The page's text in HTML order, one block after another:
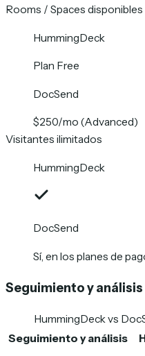
Rooms / Spaces
HummingDeck
Plan Free
DocSend
$250/mo (Advanced)
Visitantes ilimitados
HummingDeck
DocSend
Sí, en los planes de
Seguimiento y análisis
HummingDeck vs
Seguimiento y análisis